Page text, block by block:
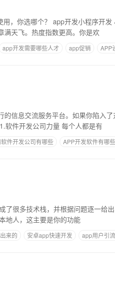
开发 小程序很受欢迎，
满天飞。热度指数更高。你是欢
app开发需要哪些人才 app促销 APP
信息交流服务平台。如果你陷入
除了价格？你还应该看什么？让我们一起来分析一下。 1.软件开发公司力量 每个人都是有
件开发公司有哪些
APP开发软件有哪些
谈开发，本地人，这主要是你的功能
来的 安卓app快速开发 app用户引